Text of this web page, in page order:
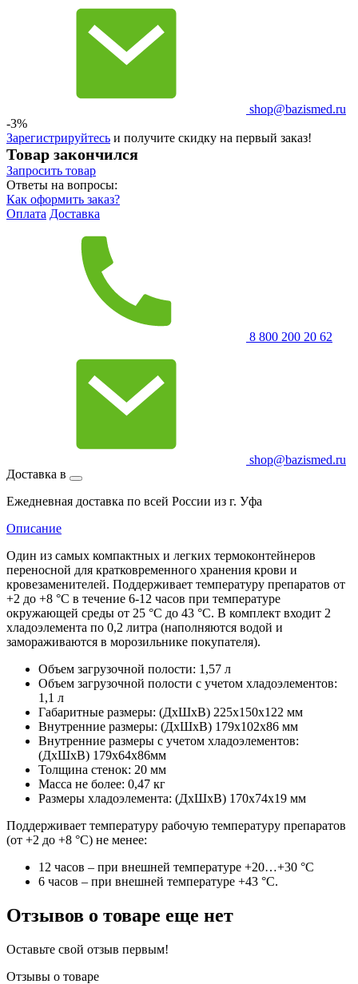
shop@bazismed.ru
-3%
Зарегистрируйтесь и получите скидку на первый заказ!
Товар закончился
Запросить товар
Ответы на вопросы:
Как оформить заказ?
Оплата Доставка
8 800 200 20 62
shop@bazismed.ru
Доставка в
Ежедневная доставка по всей России из г. Уфа
Описание
Один из самых компактных и легких термоконтейнеров
переносной для кратковременного хранения крови и
кровезаменителей. Поддерживает температуру препаратов от
+2 до +8 °С в течение 6-12 часов при температуре
окружающей среды от 25 °С до 43 °С. В комплект входит 2
хладоэлемента по 0,2 литра (наполняются водой и
замораживаются в морозильнике покупателя).
Объем загрузочной полости: 1,57 л
Объем загрузочной полости с учетом хладоэлементов:
1,1 л
Габаритные размеры: (ДхШхВ) 225х150х122 мм
Внутренние размеры: (ДхШхВ) 179x102x86 мм
Внутренние размеры с учетом хладоэлементов:
(ДхШхВ) 179x64x86мм
Толщина стенок: 20 мм
Масса не более: 0,47 кг
Размеры хладоэлемента: (ДxШxВ) 170x74x19 мм
Поддерживает температуру рабочую температуру препаратов
(от +2 до +8 °С) не менее:
12 часов – при внешней температуре +20…+30 °C
6 часов – при внешней температуре +43 °С.
Отзывов о товаре еще нет
Оставьте свой отзыв первым!
Отзывы о товаре